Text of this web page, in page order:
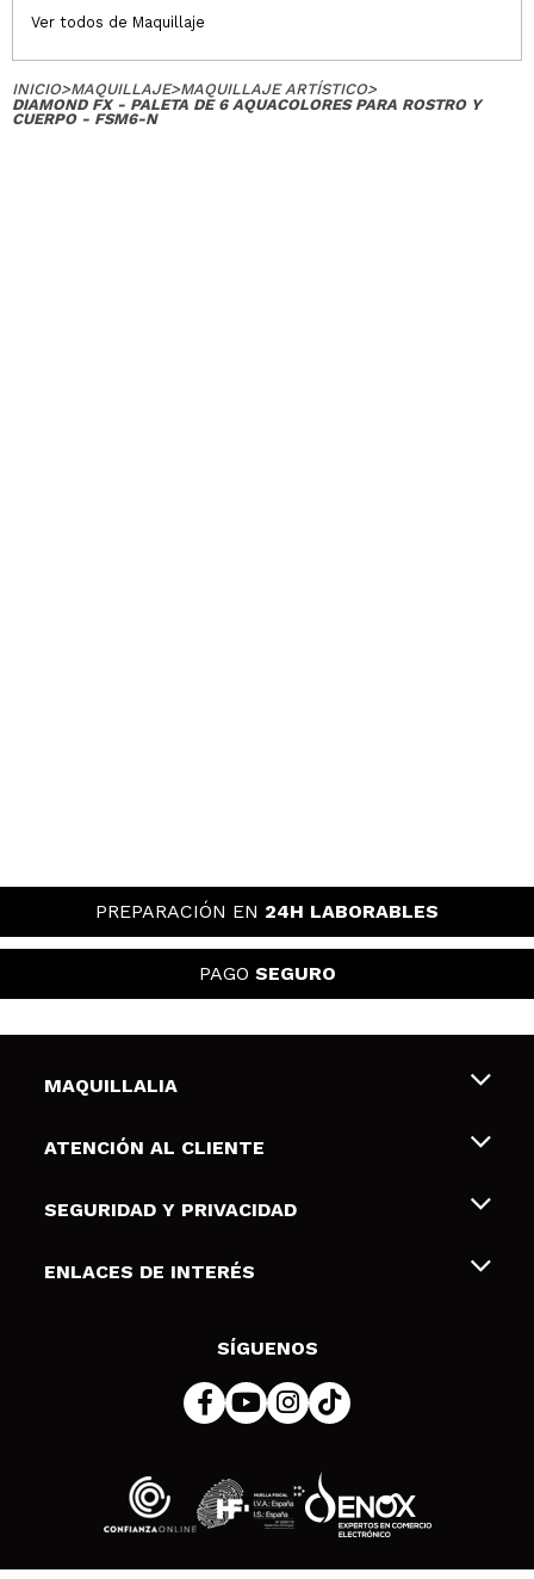
Ver todos de Maquillaje
INICIO>MAQUILLAJE>MAQUILLAJE ARTÍSTICO>
DIAMOND FX - PALETA DE 6 AQUACOLORES PARA ROSTRO Y
CUERPO - FSM6-N
PREPARACIÓN EN 24H LABORABLES
PAGO SEGURO
MAQUILLALIA
Sobre nosotros
Tarjetas de Regalo
ATENCIÓN AL CLIENTE
Envíos y devoluciones
Formas de pago
SEGURIDAD Y PRIVACIDAD
Terminos y condiciones de uso
Política de cookies
ENLACES DE INTERÉS
SÍGUENOS
© 2026 DSM Beauty, S.L.